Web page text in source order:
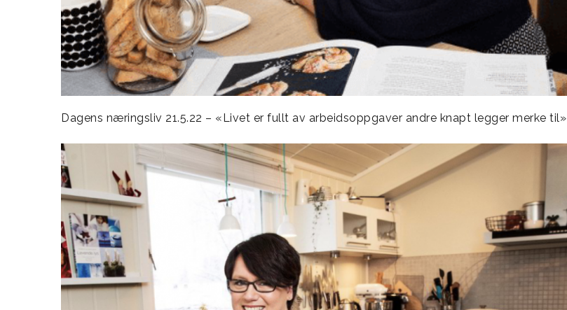
Dagens næringsliv 21.5.22 – «Livet er fullt av arbeidsoppgaver andre knapt legger merke til»